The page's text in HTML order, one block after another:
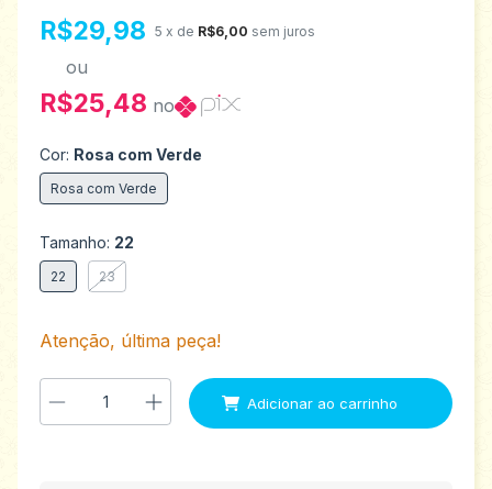
R$29,98 5 x de R$6,00 sem juros
ou
R$25,48 no
Cor: Rosa com Verde
Rosa com Verde
Tamanho: 22
22 23
Atenção, última peça!